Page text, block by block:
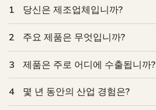
1 당신은 제조업체입니까?
2 주요 제품은 무엇입니까?
3 제품은 주로 어디에 수출됩니까?
4 몇 년 동안의 산업 경험은?